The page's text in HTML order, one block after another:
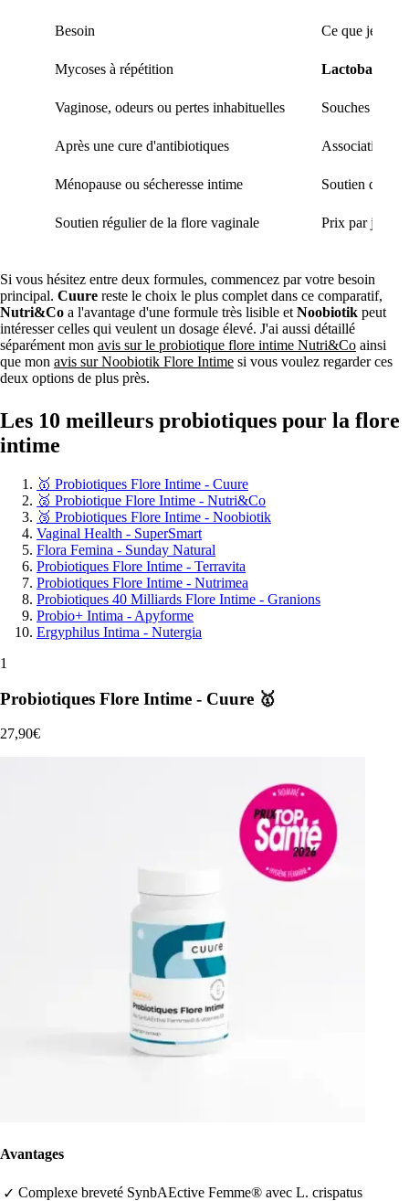
Besoin Ce que je
Mycoses à répétition Lactobacilles
Vaginose, odeurs ou pertes inhabituelles Souches liées
Après une cure d'antibiotiques Association
Ménopause ou sécheresse intime Soutien des
Soutien régulier de la flore vaginale Prix par jour,
Si vous hésitez entre deux formules, commencez par votre besoin
principal. Cuure reste le choix le plus complet dans ce comparatif,
Nutri&Co a l'avantage d'une formule très lisible et Noobiotik peut
intéresser celles qui veulent un dosage élevé. J'ai aussi détaillé
séparément mon avis sur le probiotique flore intime Nutri&Co ainsi
que mon avis sur Noobiotik Flore Intime si vous voulez regarder ces
deux options de plus près.
Les 10 meilleurs probiotiques pour la flore
intime
🥇 Probiotiques Flore Intime - Cuure
🥈 Probiotique Flore Intime - Nutri&Co
🥉 Probiotiques Flore Intime - Noobiotik
Vaginal Health - SuperSmart
Flora Femina - Sunday Natural
Probiotiques Flore Intime - Terravita
Probiotiques Flore Intime - Nutrimea
Probiotiques 40 Milliards Flore Intime - Granions
Probio+ Intima - Apyforme
Ergyphilus Intima - Nutergia
1
Probiotiques Flore Intime - Cuure 🥇
27,90€
Avantages
✓ Complexe breveté SynbAEctive Femme® avec L. crispatus